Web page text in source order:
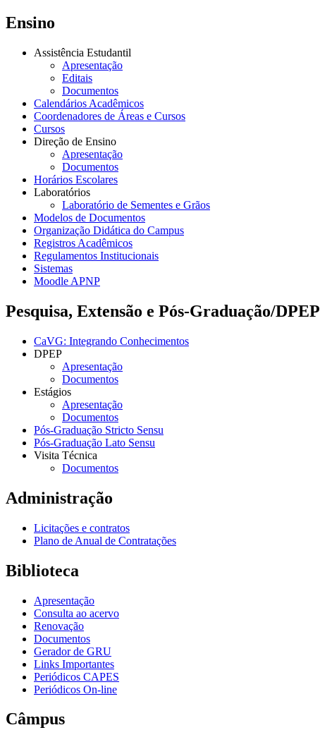
Ensino
Assistência Estudantil
Apresentação
Editais
Documentos
Calendários Acadêmicos
Coordenadores de Áreas e Cursos
Cursos
Direção de Ensino
Apresentação
Documentos
Horários Escolares
Laboratórios
Laboratório de Sementes e Grãos
Modelos de Documentos
Organização Didática do Campus
Registros Acadêmicos
Regulamentos Institucionais
Sistemas
Moodle APNP
Pesquisa, Extensão e Pós-Graduação/DPEP
CaVG: Integrando Conhecimentos
DPEP
Apresentação
Documentos
Estágios
Apresentação
Documentos
Pós-Graduação Stricto Sensu
Pós-Graduação Lato Sensu
Visita Técnica
Documentos
Administração
Licitações e contratos
Plano de Anual de Contratações
Biblioteca
Apresentação
Consulta ao acervo
Renovação
Documentos
Gerador de GRU
Links Importantes
Periódicos CAPES
Periódicos On-line
Câmpus